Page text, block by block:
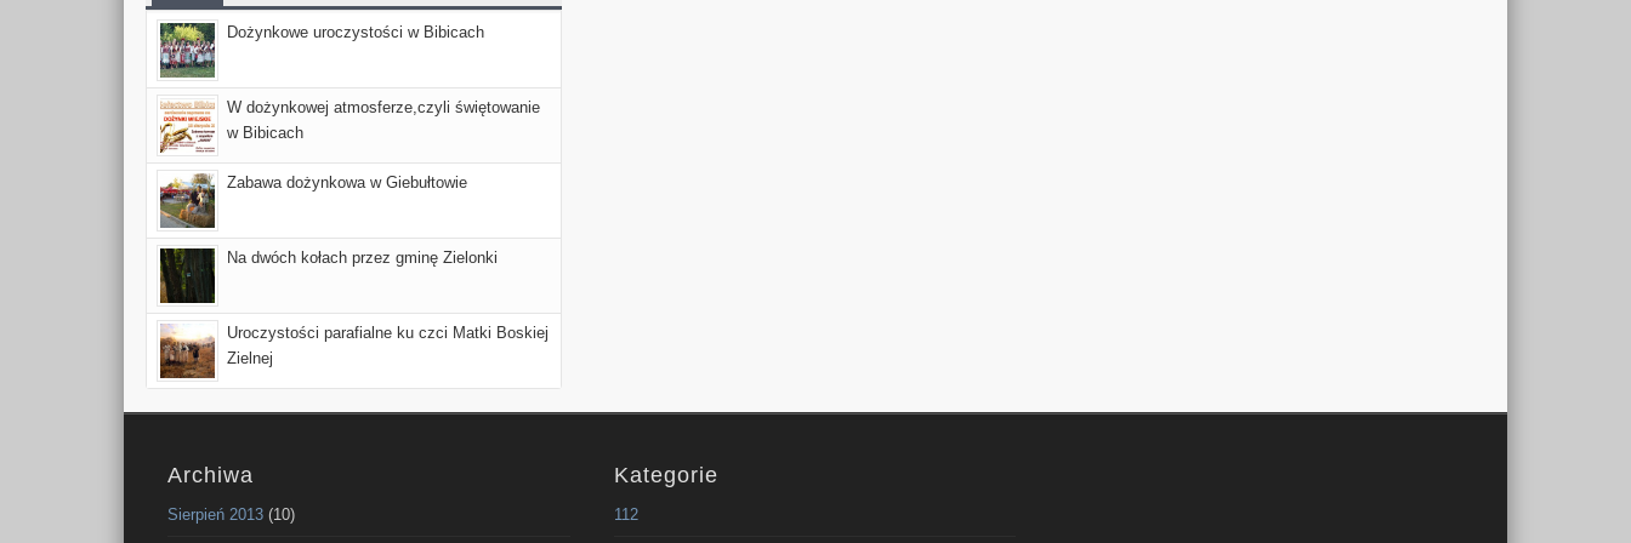
Dożynkowe uroczystości w Bibicach
W dożynkowej atmosferze,czyli świętowanie
w Bibicach
Zabawa dożynkowa w Giebułtowie
Na dwóch kołach przez gminę Zielonki
Uroczystości parafialne ku czci Matki Boskiej
Zielnej
Archiwa
Sierpień 2013 (10)
Kategorie
112